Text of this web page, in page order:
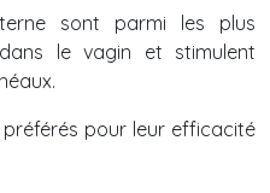
sont parmi les plus
le vagin et stimulent
pour leur efficacité